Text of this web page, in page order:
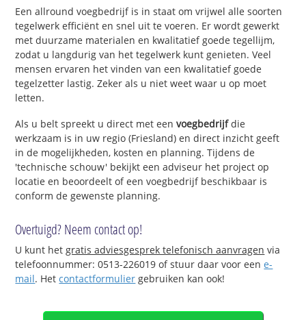
Een allround voegbedrijf is in staat om vrijwel alle soorten
tegelwerk efficiënt en snel uit te voeren. Er wordt gewerkt
met duurzame materialen en kwalitatief goede tegellijm,
zodat u langdurig van het tegelwerk kunt genieten. Veel
mensen ervaren het vinden van een kwalitatief goede
tegelzetter lastig. Zeker als u niet weet waar u op moet
letten.
Als u belt spreekt u direct met eenvoegbedrijfdie
werkzaam is in uw regio (Friesland) en direct inzicht geeft
in de mogelijkheden, kosten en planning. Tijdens de
'technische schouw' bekijkt een adviseur het project op
locatie en beoordeelt of een voegbedrijf beschikbaar is
conform de gewenste planning.
Overtuigd? Neem contact op!
U kunt hetgratis adviesgesprek telefonisch aanvragen via
telefoonnummer: 0513-226019 of stuur daar voor eene-
mail. Hetcontactformulier gebruiken kan ook!